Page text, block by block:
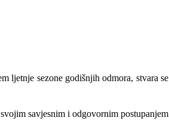
ljetnje sezone godišnjih odmora, stvara se
savjesnim i odgovornim postupanjem